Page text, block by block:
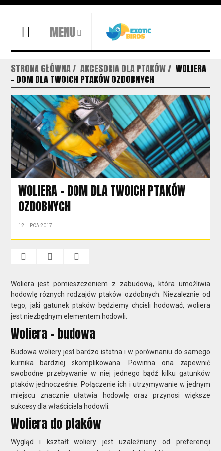
MENU
STRONA GŁÓWNA AKCESORIA DLA PTAKÓW
WOLIERA
- DOM DLA TWOICH PTAKÓW OZDOBNYCH
WOLIERA - DOM DLA TWOICH PTAKÓW
OZDOBNYCH
12 LIPCA 2017
Woliera jest pomieszczeniem z zabudową, która umożliwia
hodowlę różnych rodzajów ptaków ozdobnych. Niezależnie od
tego, jaki gatunek ptaków będziemy chcieli hodować, woliera
jest niezbędnym elementem hodowli.
Woliera - budowa
Budowa woliery jest bardzo istotna i w porównaniu do samego
kurnika bardziej skomplikowana. Powinna ona zapewnić
swobodne przebywanie w niej jednego bądź kilku gatunków
ptaków jednocześnie. Połączenie ich i utrzymywanie w jednym
miejscu znacznie ułatwia hodowlę oraz przynosi większe
sukcesy dla właściciela hodowli.
Woliera do ptaków
Wygląd i kształt woliery jest uzależniony od preferencji